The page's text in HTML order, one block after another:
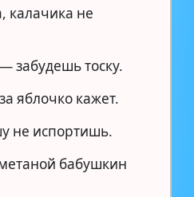
калачика не
забудешь тоску.
яблочко кажет.
не испортишь.
бабушкин